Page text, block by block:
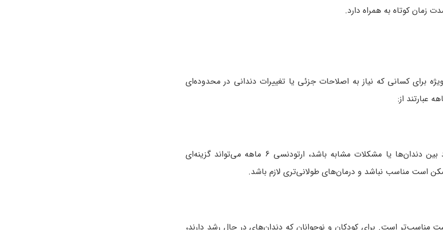
زمان کوتاه به همراه دارد.
به‌ویژه برای کسانی که نیاز به اصلاحات جزئی یا تغییرات دندانی در محدوده‌ای
اگر مشکل دندانی شما شامل انحرافات جزئی دندان‌ها، فواصل زیاد بین دندان‌ها یا مشکلات مشابه باشد، ارتودنسی 6 ماهه می‌تواند گزینه‌ای
است مناسب نباشد و درمان‌های طولانی‌تری لازم باشد.
مناسب‌تر است. برای کودکان و نوجوانان که دندان‌های در حال رشد دارند،